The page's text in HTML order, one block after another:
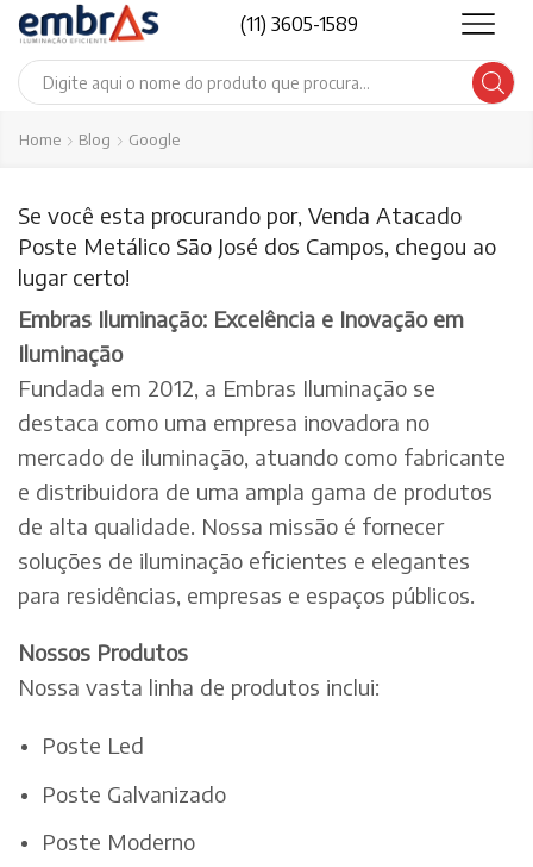
(11) 3605-1589
Search
Home Blog Google
Se você esta procurando por, Venda Atacado
Poste Metálico São José dos Campos, chegou ao
lugar certo!
Embras Iluminação: Excelência e Inovação em
Iluminação
Fundada em 2012, a Embras Iluminação se
destaca como uma empresa inovadora no
mercado de iluminação, atuando como fabricante
e distribuidora de uma ampla gama de produtos
de alta qualidade. Nossa missão é fornecer
soluções de iluminação eficientes e elegantes
para residências, empresas e espaços públicos.
Nossos Produtos
Nossa vasta linha de produtos inclui:
Poste Led
Poste Galvanizado
Poste Moderno